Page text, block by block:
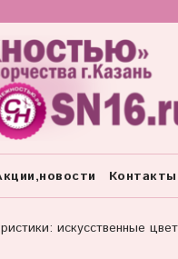
Контакты
искусственные